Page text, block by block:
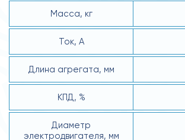
Масса, кг
Ток, А
Длина агрегата, мм
КПД, %
Диаметр
электродвигателя, мм